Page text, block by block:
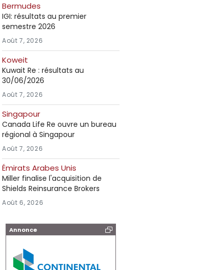
Bermudes
IGI: résultats au premier
semestre 2026
Août 7, 2026
Koweit
Kuwait Re : résultats au
30/06/2026
Août 7, 2026
Singapour
Canada Life Re ouvre un bureau
régional à Singapour
Août 7, 2026
Émirats Arabes Unis
Miller finalise l'acquisition de
Shields Reinsurance Brokers
Août 6, 2026
Annonce